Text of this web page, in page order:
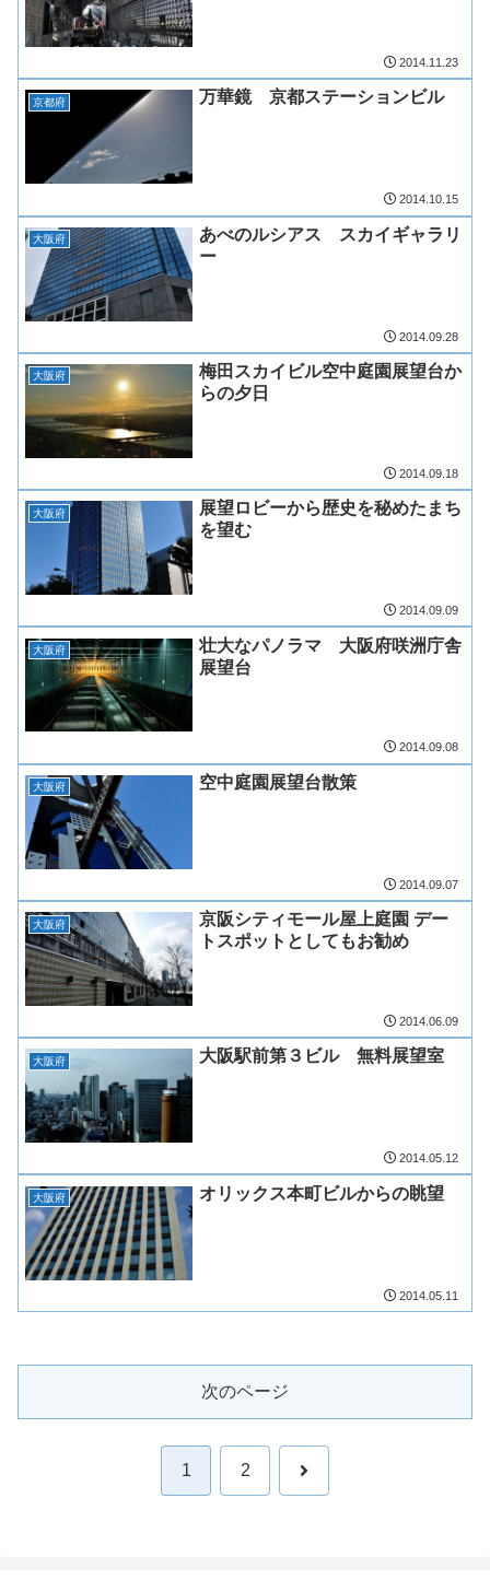
2014.11.23
京都府 万華鏡 京都ステーションビル
2014.10.15
大阪府
あべのルシアス スカイギャラリ
ー
2014.09.28
大阪府
梅田スカイビル空中庭園展望台か
らの夕日
2014.09.18
大阪府
展望ロビーから歴史を秘めたまち
を望む
2014.09.09
大阪府
壮大なパノラマ 大阪府咲洲庁舎
展望台
2014.09.08
大阪府 空中庭園展望台散策
2014.09.07
大阪府
京阪シティモール屋上庭園 デー
トスポットとしてもお勧め
2014.06.09
大阪府 大阪駅前第３ビル 無料展望室
2014.05.12
大阪府 オリックス本町ビルからの眺望
2014.05.11
次のページ
1 2 次